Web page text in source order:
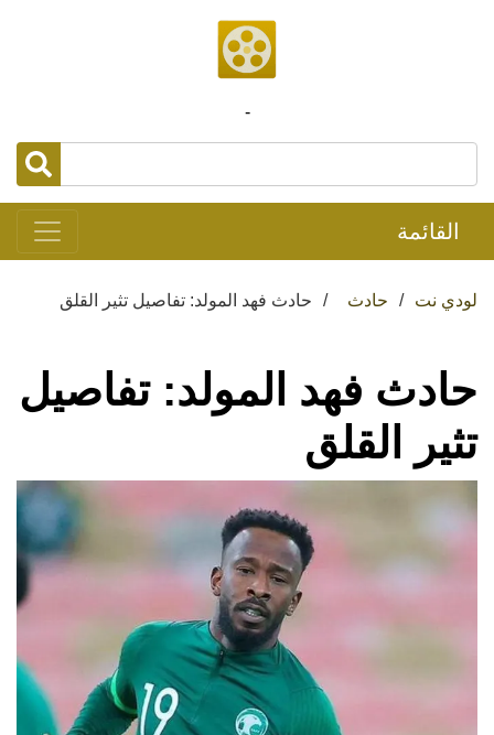
-
القائمة
لودي نت حادث حادث فهد المولد: تفاصيل تثير القلق
حادث فهد المولد: تفاصيل
تثير القلق